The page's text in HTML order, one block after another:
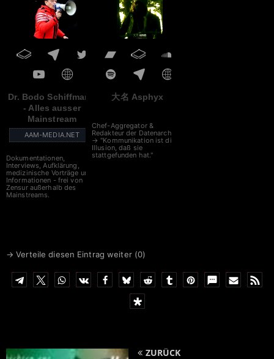
Dr. Bodo Schiffmann
- Alles ausser
Mainstream
AAM-MEDIA.NET
Dokumentationen,
Interviews, Aufklärung,
medizinische Vorträge und
Informationen - frei von
Zensur außerhalb des
Mainstreams.
大名 Asphyx
Chef-Aggregator &
Redakteur der Datenarche
→ "Kommunikation ist die
Illusion, daß sie
stattgefunden hat."
→ Verteile diesen Eintrag weiter (0)
ZURÜCK